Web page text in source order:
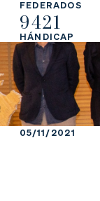
FEDERADOS
9421
HÁNDICAP
La
Fe
de
ra
Fe
de
ra
rs
05/11/2021